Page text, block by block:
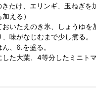
たけ、エリンギ、玉ねぎを
える）
いたえのき氷、しょうゆを
、味がなじむまで少し煮る。
、6.を盛る。
た大葉、4等分したミニトマ